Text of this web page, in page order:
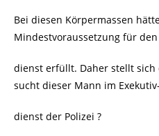
Bei diesen Körpermassen
Mindestvoraussetzung für den
dienst erfüllt. Daher stellt sich
sucht dieser Mann im Exekutiv-
dienst der Polizei ?